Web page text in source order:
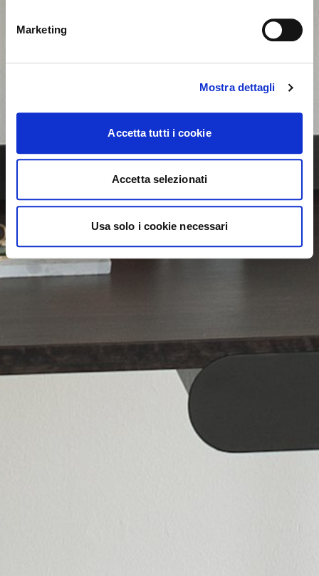
Marketing
Mostra dettagli
Accetta tutti i cookie
Accetta selezionati
Usa solo i cookie necessari